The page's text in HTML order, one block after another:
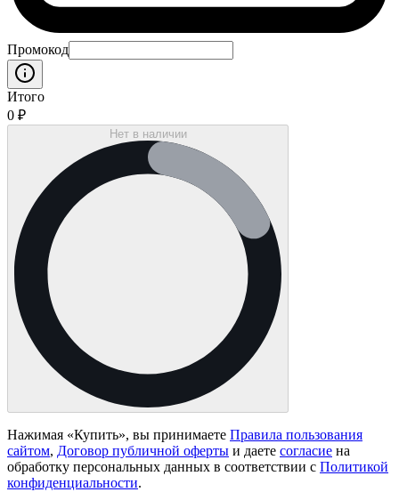
Промокод
Итого
0 ₽
Нет в наличии
Нажимая «Купить», вы принимаете Правила пользования
сайтом, Договор публичной оферты и даете согласие на
обработку персональных данных в соответствии с Политикой
конфиденциальности.